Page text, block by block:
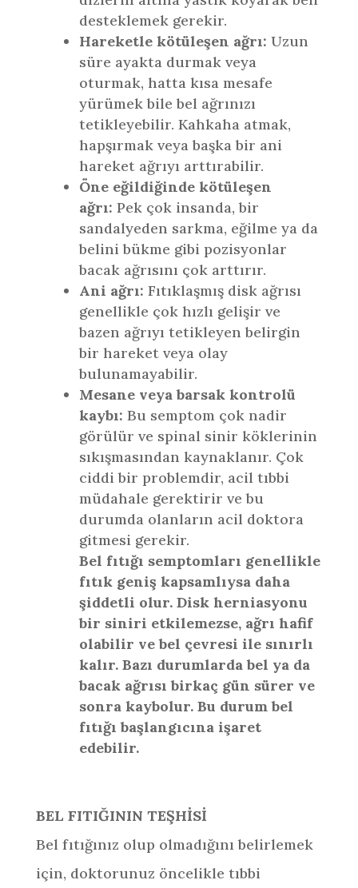
desteklemek gerekir.
Hareketle kötüleşen ağrı: Uzun
süre ayakta durmak veya
oturmak, hatta kısa mesafe
yürümek bile bel ağrınızı
tetikleyebilir. Kahkaha atmak,
hapşırmak veya başka bir ani
hareket ağrıyı arttırabilir.
Öne eğildiğinde kötüleşen
ağrı: Pek çok insanda, bir
sandalyeden sarkma, eğilme ya da
belini bükme gibi pozisyonlar
bacak ağrısını çok arttırır.
Ani ağrı: Fıtıklaşmış disk ağrısı
genellikle çok hızlı gelişir ve
bazen ağrıyı tetikleyen belirgin
bir hareket veya olay
bulunamayabilir.
Mesane veya barsak kontrolü
kaybı: Bu semptom çok nadir
görülür ve spinal sinir köklerinin
sıkışmasından kaynaklanır. Çok
ciddi bir problemdir, acil tıbbi
müdahale gerektirir ve bu
durumda olanların acil doktora
gitmesi gerekir.
Bel fıtığı semptomları genellikle
fıtık geniş kapsamlıysa daha
şiddetli olur. Disk herniasyonu
bir siniri etkilemezse, ağrı hafif
olabilir ve bel çevresi ile sınırlı
kalır. Bazı durumlarda bel ya da
bacak ağrısı birkaç gün sürer ve
sonra kaybolur. Bu durum bel
fıtığı başlangıcına işaret
edebilir.
BEL FITIĞININ TEŞHİSİ
Bel fıtığınız olup olmadığını belirlemek
için, doktorunuz öncelikle tıbbi